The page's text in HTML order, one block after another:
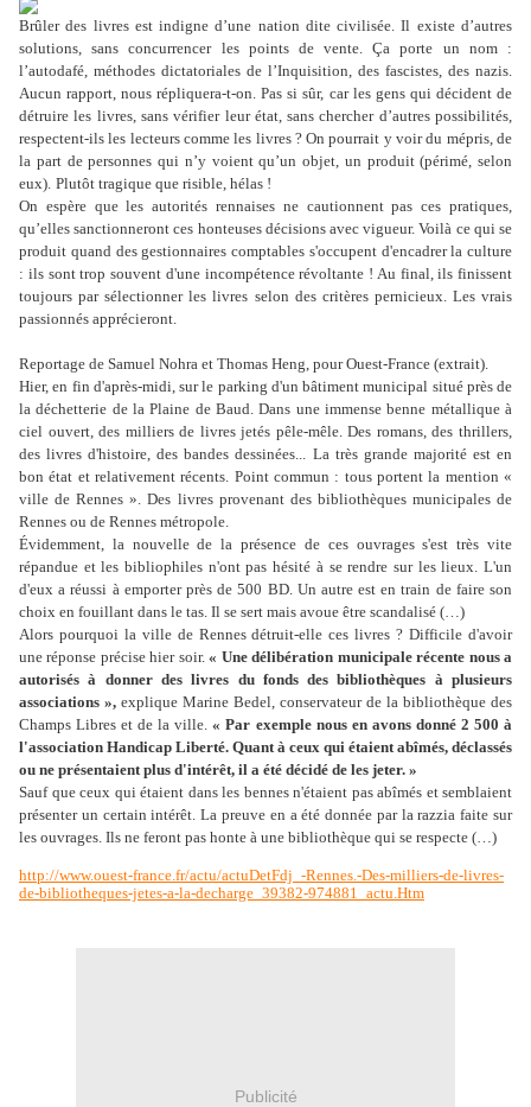
Brûler des livres est indigne d’une nation dite civilisée. Il existe d’autres
solutions, sans concurrencer les points de vente. Ça porte un nom :
l’autodafé, méthodes dictatoriales de l’Inquisition, des fascistes, des nazis.
Aucun rapport, nous répliquera-t-on. Pas si sûr, car les gens qui décident de
détruire les livres, sans vérifier leur état, sans chercher d’autres possibilités,
respectent-ils les lecteurs comme les livres ? On pourrait y voir du mépris, de
la part de personnes qui n’y voient qu’un objet, un produit (périmé, selon
eux). Plutôt tragique que risible, hélas !
On espère que les autorités rennaises ne cautionnent pas ces pratiques,
qu’elles sanctionneront ces honteuses décisions avec vigueur. Voilà ce qui se
produit quand des gestionnaires comptables s'occupent d'encadrer la culture
: ils sont trop souvent d'une incompétence révoltante ! Au final, ils finissent
toujours par sélectionner les livres selon des critères pernicieux. Les vrais
passionnés apprécieront.
Reportage de Samuel Nohra et Thomas Heng, pour Ouest-France (extrait).
Hier, en fin d'après-midi, sur le parking d'un bâtiment municipal situé près de
la déchetterie de la Plaine de Baud. Dans une immense benne métallique à
ciel ouvert, des milliers de livres jetés pêle-mêle. Des romans, des thrillers,
des livres d'histoire, des bandes dessinées... La très grande majorité est en
bon état et relativement récents. Point commun : tous portent la mention «
ville de Rennes ». Des livres provenant des bibliothèques municipales de
Rennes ou de Rennes métropole.
Évidemment, la nouvelle de la présence de ces ouvrages s'est très vite
répandue et les bibliophiles n'ont pas hésité à se rendre sur les lieux. L'un
d'eux a réussi à emporter près de 500 BD. Un autre est en train de faire son
choix en fouillant dans le tas. Il se sert mais avoue être scandalisé (…)
Alors pourquoi la ville de Rennes détruit-elle ces livres ? Difficile d'avoir
une réponse précise hier soir.« Une délibération municipale récente nous a
autorisés à donner des livres du fonds des bibliothèques à plusieurs
associations », explique Marine Bedel, conservateur de la bibliothèque des
Champs Libres et de la ville.« Par exemple nous en avons donné 2 500 à
l'association Handicap Liberté. Quant à ceux qui étaient abîmés, déclassés
ou ne présentaient plus d'intérêt, il a été décidé de les jeter. »
Sauf que ceux qui étaient dans les bennes n'étaient pas abîmés et semblaient
présenter un certain intérêt. La preuve en a été donnée par la razzia faite sur
les ouvrages. Ils ne feront pas honte à une bibliothèque qui se respecte (…)
http://www.ouest-france.fr/actu/actuDetFdj_-Rennes.-Des-milliers-de-livres-
de-bibliotheques-jetes-a-la-decharge_39382-974881_actu.Htm
Publicité